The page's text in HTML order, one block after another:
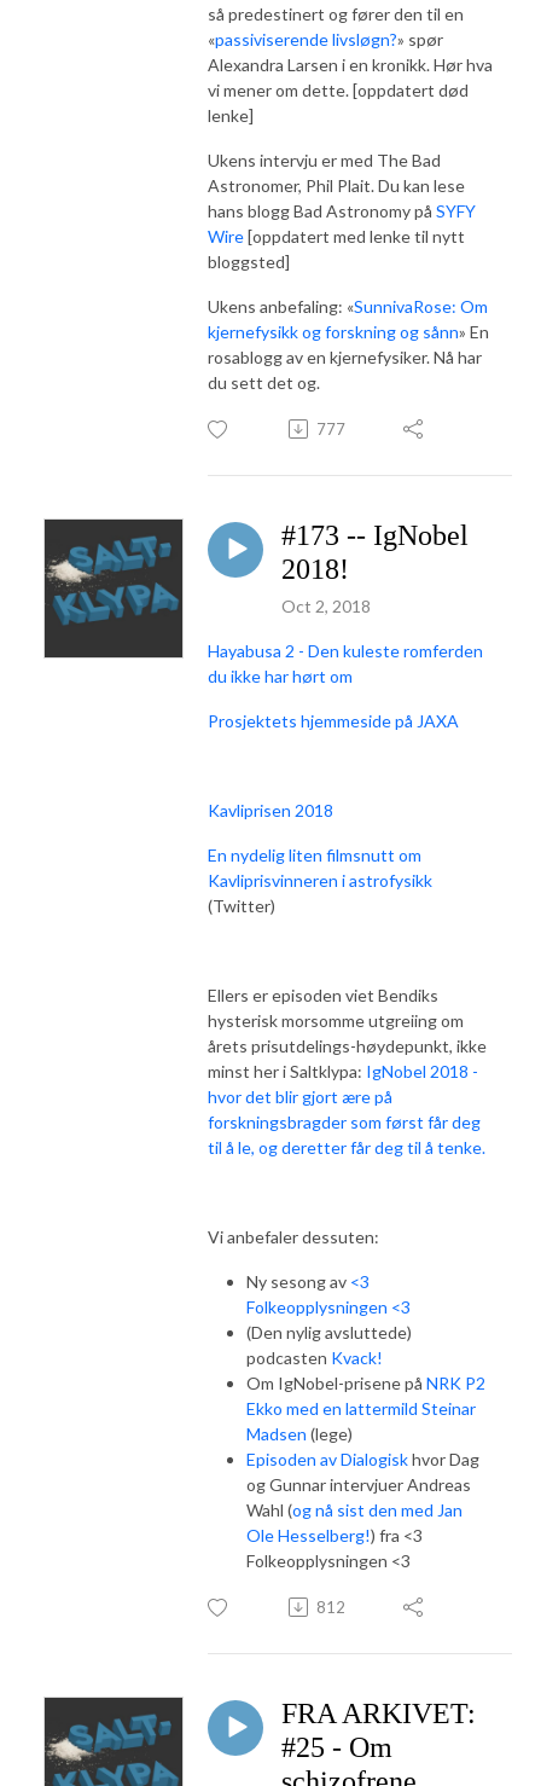
så predestinert og fører den til en
«passiviserende livsløgn?» spør
Alexandra Larsen i en kronikk. Hør hva
vi mener om dette. [oppdatert død
lenke]
Ukens intervju er med The Bad
Astronomer, Phil Plait. Du kan lese
hans blogg Bad Astronomy på SYFY
Wire[oppdatert med lenke til nytt
bloggsted]
Ukens anbefaling: «SunnivaRose: Om
kjernefysikk og forskning og sånn» En
rosablogg av en kjernefysiker. Nå har
du sett det og.
777
#173 -- IgNobel
2018!
Oct 2, 2018
Hayabusa 2 - Den kuleste romferden
du ikke har hørt om
Prosjektets hjemmeside på JAXA
Kavliprisen 2018
En nydelig liten filmsnutt om
Kavliprisvinneren i astrofysikk
(Twitter)
Ellers er episoden viet Bendiks
hysterisk morsomme utgreiing om
årets prisutdelings-høydepunkt, ikke
minst her i Saltklypa: IgNobel 2018 -
hvor det blir gjort ære på
forskningsbragder som først får deg
til å le, og deretter får deg til å tenke.
Vi anbefaler dessuten:
Ny sesong av <3
Folkeopplysningen <3
(Den nylig avsluttede)
podcasten Kvack!
Om IgNobel-prisene på NRK P2
Ekko med en lattermild Steinar
Madsen (lege)
Episoden av Dialogiskhvor Dag
og Gunnar intervjuer Andreas
Wahl (og nå sist den med Jan
Ole Hesselberg!) fra <3
Folkeopplysningen <3
812
FRA ARKIVET:
#25 - Om